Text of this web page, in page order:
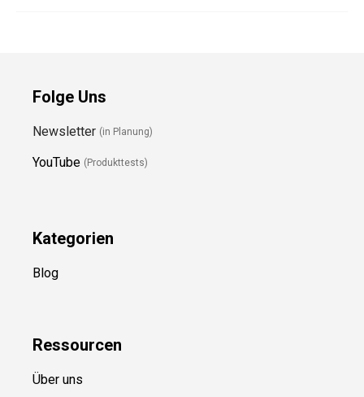
Folge Uns
Newsletter (in Planung)
YouTube (Produkttests)
Kategorien
Blog
Ressourcen
Über uns